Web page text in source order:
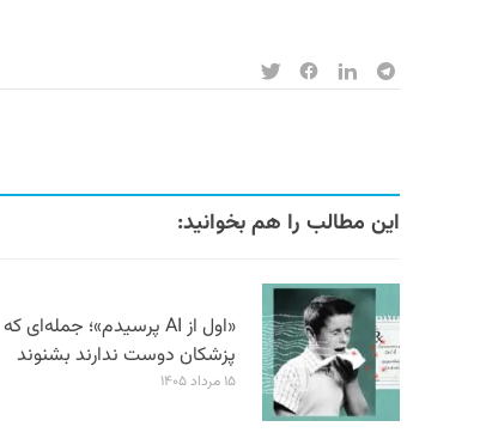
این مطالب را هم بخوانید:
«اول از AI پرسیدم»؛ جمله‌ای که
پزشکان دوست ندارند بشنوند
۱۵ مرداد ۱۴۰۵